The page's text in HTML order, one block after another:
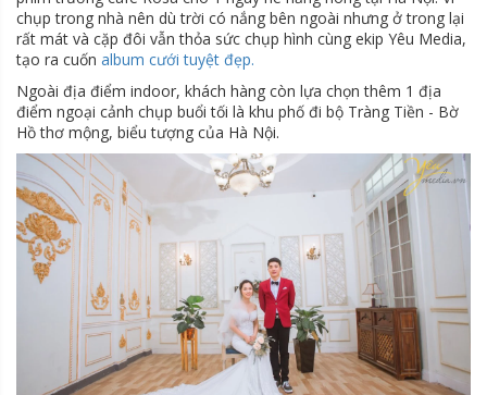
chụp trong nhà nên dù trời có nắng bên ngoài nhưng ở trong lại
rất mát và cặp đôi vẫn thỏa sức chụp hình cùng ekip Yêu Media,
tạo ra cuốn album cưới tuyệt đẹp.
Ngoài địa điểm indoor, khách hàng còn lựa chọn thêm 1 địa
điểm ngoại cảnh chụp buổi tối là khu phố đi bộ Tràng Tiền - Bờ
Hồ thơ mộng, biểu tượng của Hà Nội.